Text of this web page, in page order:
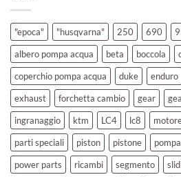
"epoca" "husqvarna" 250 690
albero pompa acqua
beta boccola
coperchio pompa acqua
duke enduro
exhaust
forchetta cambio gear
ingranaggio
ktm LC4 lc8
parti speciali
piston pistone
power parts
ricambi segmento